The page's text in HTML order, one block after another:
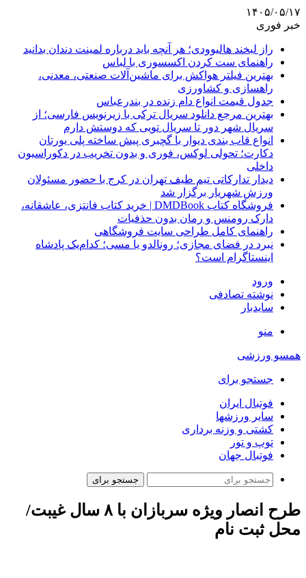
۱۴۰۵/۰۵/۱۷
خبر فوری
راز لبخند هالیوودی؛ هر آنچه باید درباره لمینت دندان بدانید
راهنمای ست کردن اکسسوری با لباس
بهترین فیلتر هواکش برای ماشین‌آلات صنعتی، معدنی،
راهسازی و کشاورزی
جدول قیمت انواع دام زنده در بندرعباس
بهترین مرجع دانلود سریال ترکی با زیرنویس فارسی؛ از
سریال شهر دور تا سریال تویی که دوستش دارم
انواع قاب بندی دیوار با گچبری پیش ساخته پلی یورتان
دکارت؛ تحولی لوکس، فوری و بدون تخریب در دکوراسیون
داخلی
دیدار تدارکاتی تیم طیف تهران در کرج با حضور مسئولان
ورزش شهریار برگزار شد
فروشگاه کتاب DMDBook | خرید کتاب فانتزی، عاشقانه،
دارک رومنس و رمان بدون حذفیات
راهنمای کامل طراحی سایت فروشگاهی
نبرد در فضای مجازی؛ رونالدو یا مسی؛ کدام‌یک پادشاه
اینستاگرام است؟
ورود
نوشته تصادفی
سایدبار
منو
همسو ورزشی
جستجو برای
فوتبال ایران
سایر ورزشها
کشتی و وزنه برداری
توپ و تور
فوتبال جهان
جستجو برای
طرح انصار ویژه سربازان با ۸ سال غیبت/
محل ثبت نام